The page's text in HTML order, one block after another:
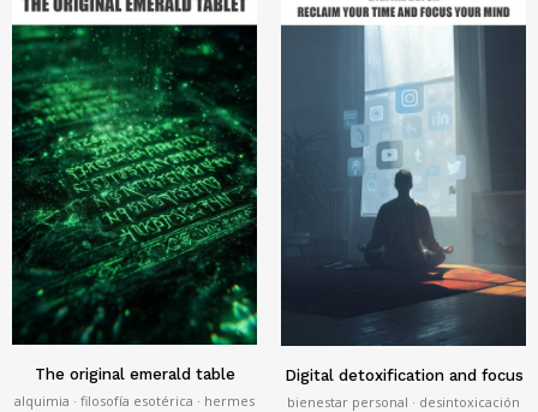
The original emerald table
alquimia · filosofía esotérica · hermes
Digital detoxification and focus
bienestar personal · desintoxicación